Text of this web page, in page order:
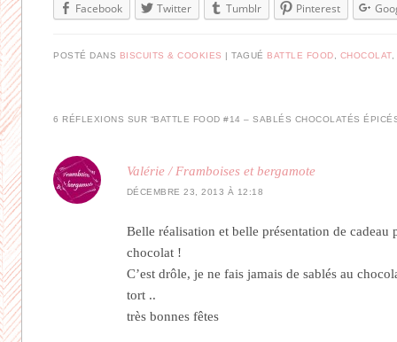
Facebook Twitter Tumblr Pinterest
POSTÉ DANS BISCUITS & COOKIES |TAGUÉ BATTLE FOOD CHOCOLAT,
6 RÉFLEXIONS SUR “BATTLE FOOD #14 – SABLÉS CHOCOLATÉS
Valérie / Framboises et bergamote
DÉCEMBRE 23, 2013 À 12:18
Belle réalisation et belle présentation de cadeau
chocolat !
C’est drôle, je ne fais jamais de sablés au
tort ..
très bonnes fêtes